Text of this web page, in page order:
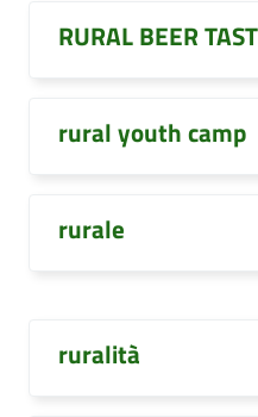
RURAL BEER
rural youth camp
rurale
ruralità